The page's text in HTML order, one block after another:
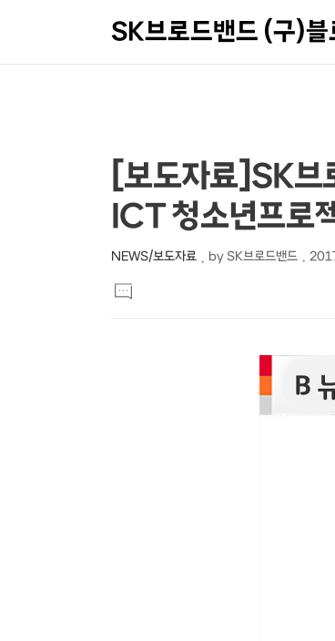
SK브로드밴드 (구)블
상
세
컨
텐
츠
본
문
제
[보도자료]SK브
ICT 청소년프로
NEWS/보도자료 by SK브로드밴드
문
댓
글